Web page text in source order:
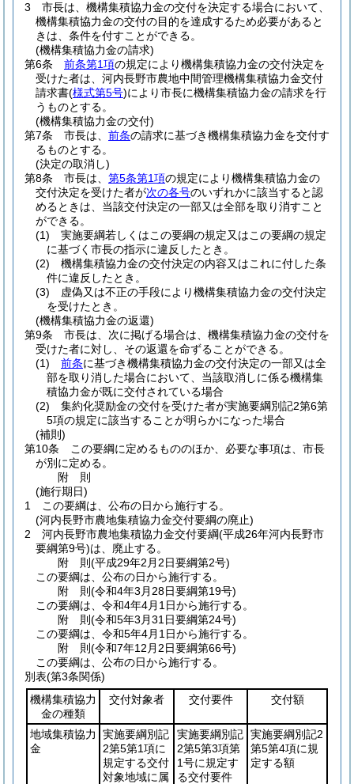
3
市長は、機構集積協力金の交付を決定する場合において、
機構集積協力金の交付の目的を達成するため必要があると
きは、条件を付すことができる。
(機構集積協力金の請求)
第6条
前条第1項の規定により機構集積協力金の交付決定を
受けた者は、河内長野市農地中間管理機構集積協力金交付
請求書(様式第5号)により市長に機構集積協力金の請求を行
うものとする。
(機構集積協力金の交付)
第7条
市長は、 前条の請求に基づき機構集積協力金を交付す
るものとする。
(決定の取消し)
第8条
市長は、 第5条第1項の規定により機構集積協力金の
交付決定を受けた者が次の各号のいずれかに該当すると認
めるときは、当該交付決定の一部又は全部を取り消すこと
ができる。
(1)
実施要綱若しくはこの要綱の規定又はこの要綱の規定
に基づく市長の指示に違反したとき。
(2)
機構集積協力金の交付決定の内容又はこれに付した条
件に違反したとき。
(3)
虚偽又は不正の手段により機構集積協力金の交付決定
を受けたとき。
(機構集積協力金の返還)
第9条
市長は、次に掲げる場合は、機構集積協力金の交付を
受けた者に対し、その返還を命ずることができる。
(1)
前条に基づき機構集積協力金の交付決定の一部又は全
部を取り消した場合において、当該取消しに係る機構集
積協力金が既に交付されている場合
(2)
集約化奨励金の交付を受けた者が実施要綱別記2第6第
5項の規定に該当することが明らかになった場合
(補則)
第10条
この要綱に定めるもののほか、必要な事項は、市長
が別に定める。
附 則
(施行期日)
1
この要綱は、公布の日から施行する。
(河内長野市農地集積協力金交付要綱の廃止)
2
河内長野市農地集積協力金交付要綱(平成26年河内長野市
要綱第9号)は、廃止する。
附 則(平成29年2月2日要綱第2号)
この要綱は、公布の日から施行する。
附 則(令和4年3月28日要綱第19号)
この要綱は、令和4年4月1日から施行する。
附 則(令和5年3月31日要綱第24号)
この要綱は、令和5年4月1日から施行する。
附 則(令和7年12月2日要綱第66号)
この要綱は、公布の日から施行する。
別表(第3条関係)
機構集積協力
金の種類
交付対象者 交付要件 交付額
地域集積協力
金
実施要綱別記
2第5第1項に
規定する交付
対象地域に属
実施要綱別記
2第5第3項第
1号に規定す
る交付要件
実施要綱別記2
第5第4項に規
定する額